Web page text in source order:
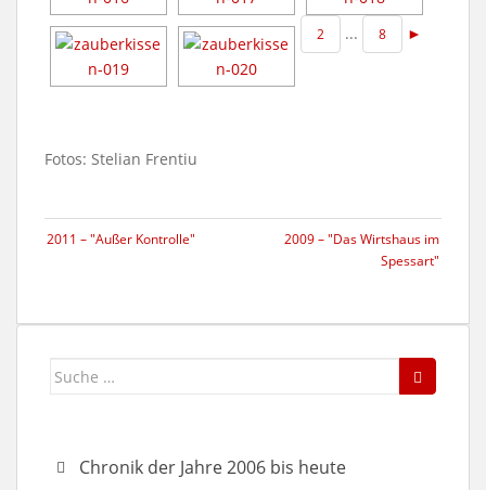
2 ... 8 ►
Fotos: Stelian Frentiu
2011 – "Außer Kontrolle"
2009 – "Das Wirtshaus im
Spessart"
Suche
Chronik der Jahre 2006 bis heute